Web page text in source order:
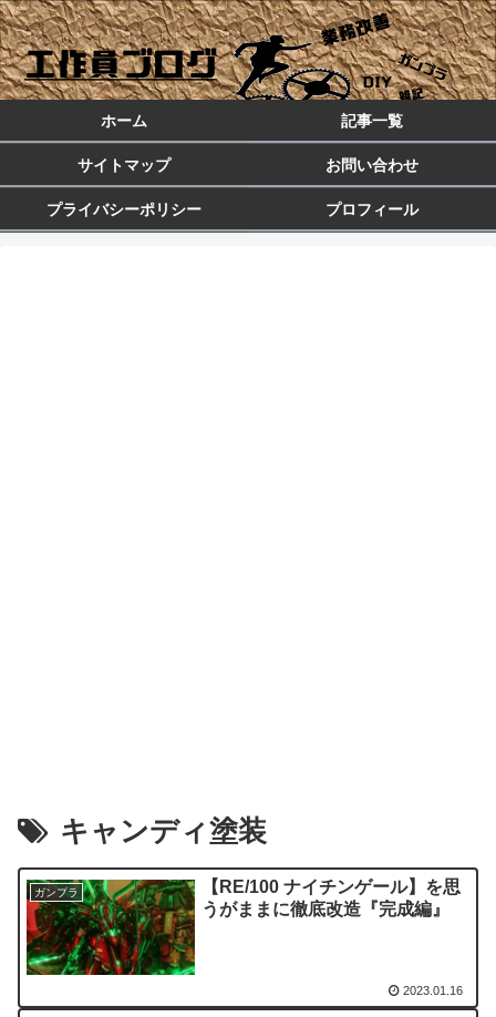
ホーム 記事一覧
サイトマップ お問い合わせ
プライバシーポリシー プロフィール
キャンディ塗装
ガンプラ
【RE/100 ナイチンゲール】を思
うがままに徹底改造『完成編』
2023.01.16